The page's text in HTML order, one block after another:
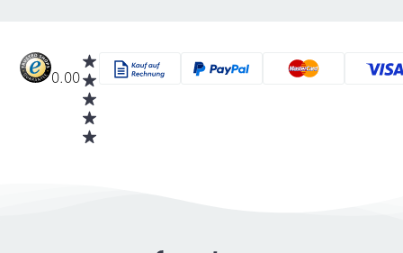
0.00